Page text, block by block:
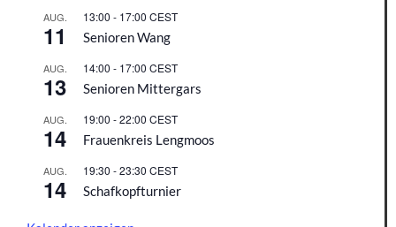
AUG.
11
13:00 - 17:00 CEST
Senioren Wang
AUG.
13
14:00 - 17:00 CEST
Senioren Mittergars
AUG.
14
19:00 -22:00 CEST
Frauenkreis Lengmoos
AUG.
14
19:30 -23:30 CEST
Schafkopfturnier